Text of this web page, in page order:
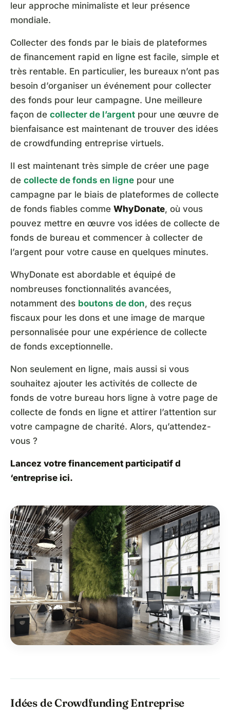
leur approche minimaliste et leur présence
mondiale.
Collecter des fonds par le biais de plateformes
de financement rapid en ligne est facile, simple et
très rentable. En particulier, les bureaux n’ont pas
besoin d’organiser un événement pour collecter
des fonds pour leur campagne. Une meilleure
façon de collecter de l’argent pour une œuvre de
bienfaisance est maintenant de trouver des idées
de crowdfunding entreprise virtuels.
Il est maintenant très simple de créer une page
de collecte de fonds en ligne pour une
campagne par le biais de plateformes de collecte
de fonds fiables comme WhyDonate, où vous
pouvez mettre en œuvre vos idées de collecte de
fonds de bureau et commencer à collecter de
l’argent pour votre cause en quelques minutes.
WhyDonate est abordable et équipé de
nombreuses fonctionnalités avancées,
notamment des boutons de don, des reçus
fiscaux pour les dons et une image de marque
personnalisée pour une expérience de collecte
de fonds exceptionnelle.
Non seulement en ligne, mais aussi si vous
souhaitez ajouter les activités de collecte de
fonds de votre bureau hors ligne à votre page de
collecte de fonds en ligne et attirer l’attention sur
votre campagne de charité. Alors, qu’attendez-
vous ?
Lancez votre financement participatif d
‘entreprise ici.
Idées de Crowdfunding Entreprise